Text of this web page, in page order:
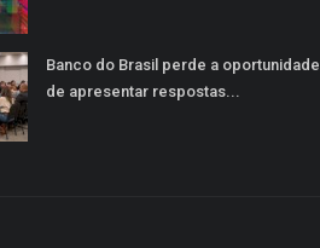
Banco do Brasil perde a oportunidade
de apresentar respostas...